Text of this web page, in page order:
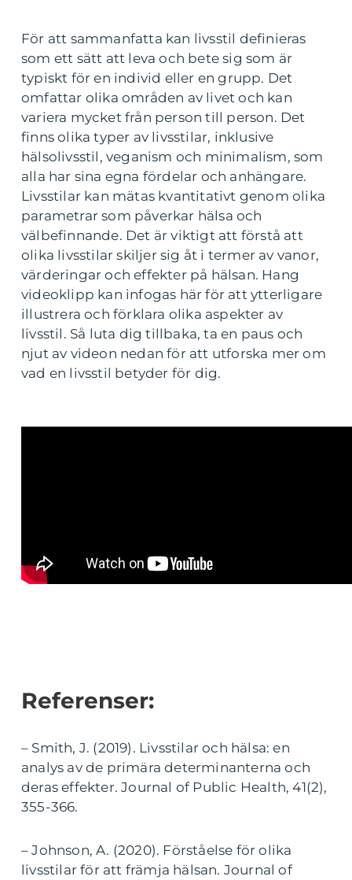
För att sammanfatta kan livsstil definieras
som ett sätt att leva och bete sig som är
typiskt för en individ eller en grupp. Det
omfattar olika områden av livet och kan
variera mycket från person till person. Det
finns olika typer av livsstilar, inklusive
hälsolivsstil, veganism och minimalism, som
alla har sina egna fördelar och anhängare.
Livsstilar kan mätas kvantitativt genom olika
parametrar som påverkar hälsa och
välbefinnande. Det är viktigt att förstå att
olika livsstilar skiljer sig åt i termer av vanor,
värderingar och effekter på hälsan. Hang
videoklipp kan infogas här för att ytterligare
illustrera och förklara olika aspekter av
livsstil. Så luta dig tillbaka, ta en paus och
njut av videon nedan för att utforska mer om
vad en livsstil betyder för dig.
Referenser:
– Smith, J. (2019). Livsstilar och hälsa: en
analys av de primära determinanterna och
deras effekter. Journal of Public Health, 41(2),
355-366.
– Johnson, A. (2020). Förståelse för olika
livsstilar för att främja hälsan. Journal of